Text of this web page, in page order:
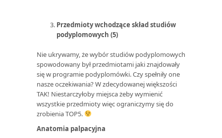
Przedmioty wchodzące skład studiów
podyplomowych (5)
Nie ukrywamy, że wybór studiów podyplomowych
spowodowany był przedmiotami jaki znajdowały
się w programie podyplomówki. Czy spełniły one
nasze oczekiwania? W zdecydowanej większości
TAK! Niestarczyłoby miejsca żeby wymienić
wszystkie przedmioty więc ograniczymy się do
zrobienia TOP5.
Anatomia palpacyjna